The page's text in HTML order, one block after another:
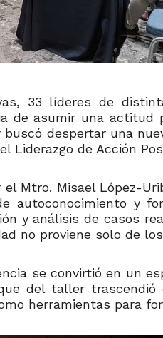
33 líderes de
de asumir una
despertar una
Liderazgo de Acción
Mtro. Misael López-
autoconocimiento y
y análisis de casos
no proviene solo de
se convirtió en un
del taller
herramientas para